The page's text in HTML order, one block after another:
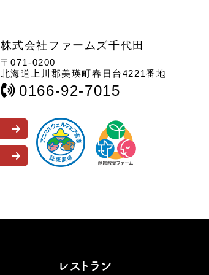
株式会社ファームズ千代田
〒071-0200
北海道上川郡美瑛町春日台4221番地
0166-92-7015
レストラン